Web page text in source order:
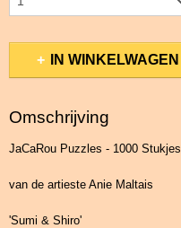
IN WINKELWAGEN
Omschrijving
JaCaRou Puzzles - 1000 Stukjes
van de artieste Anie Maltais
'Sumi & Shiro'